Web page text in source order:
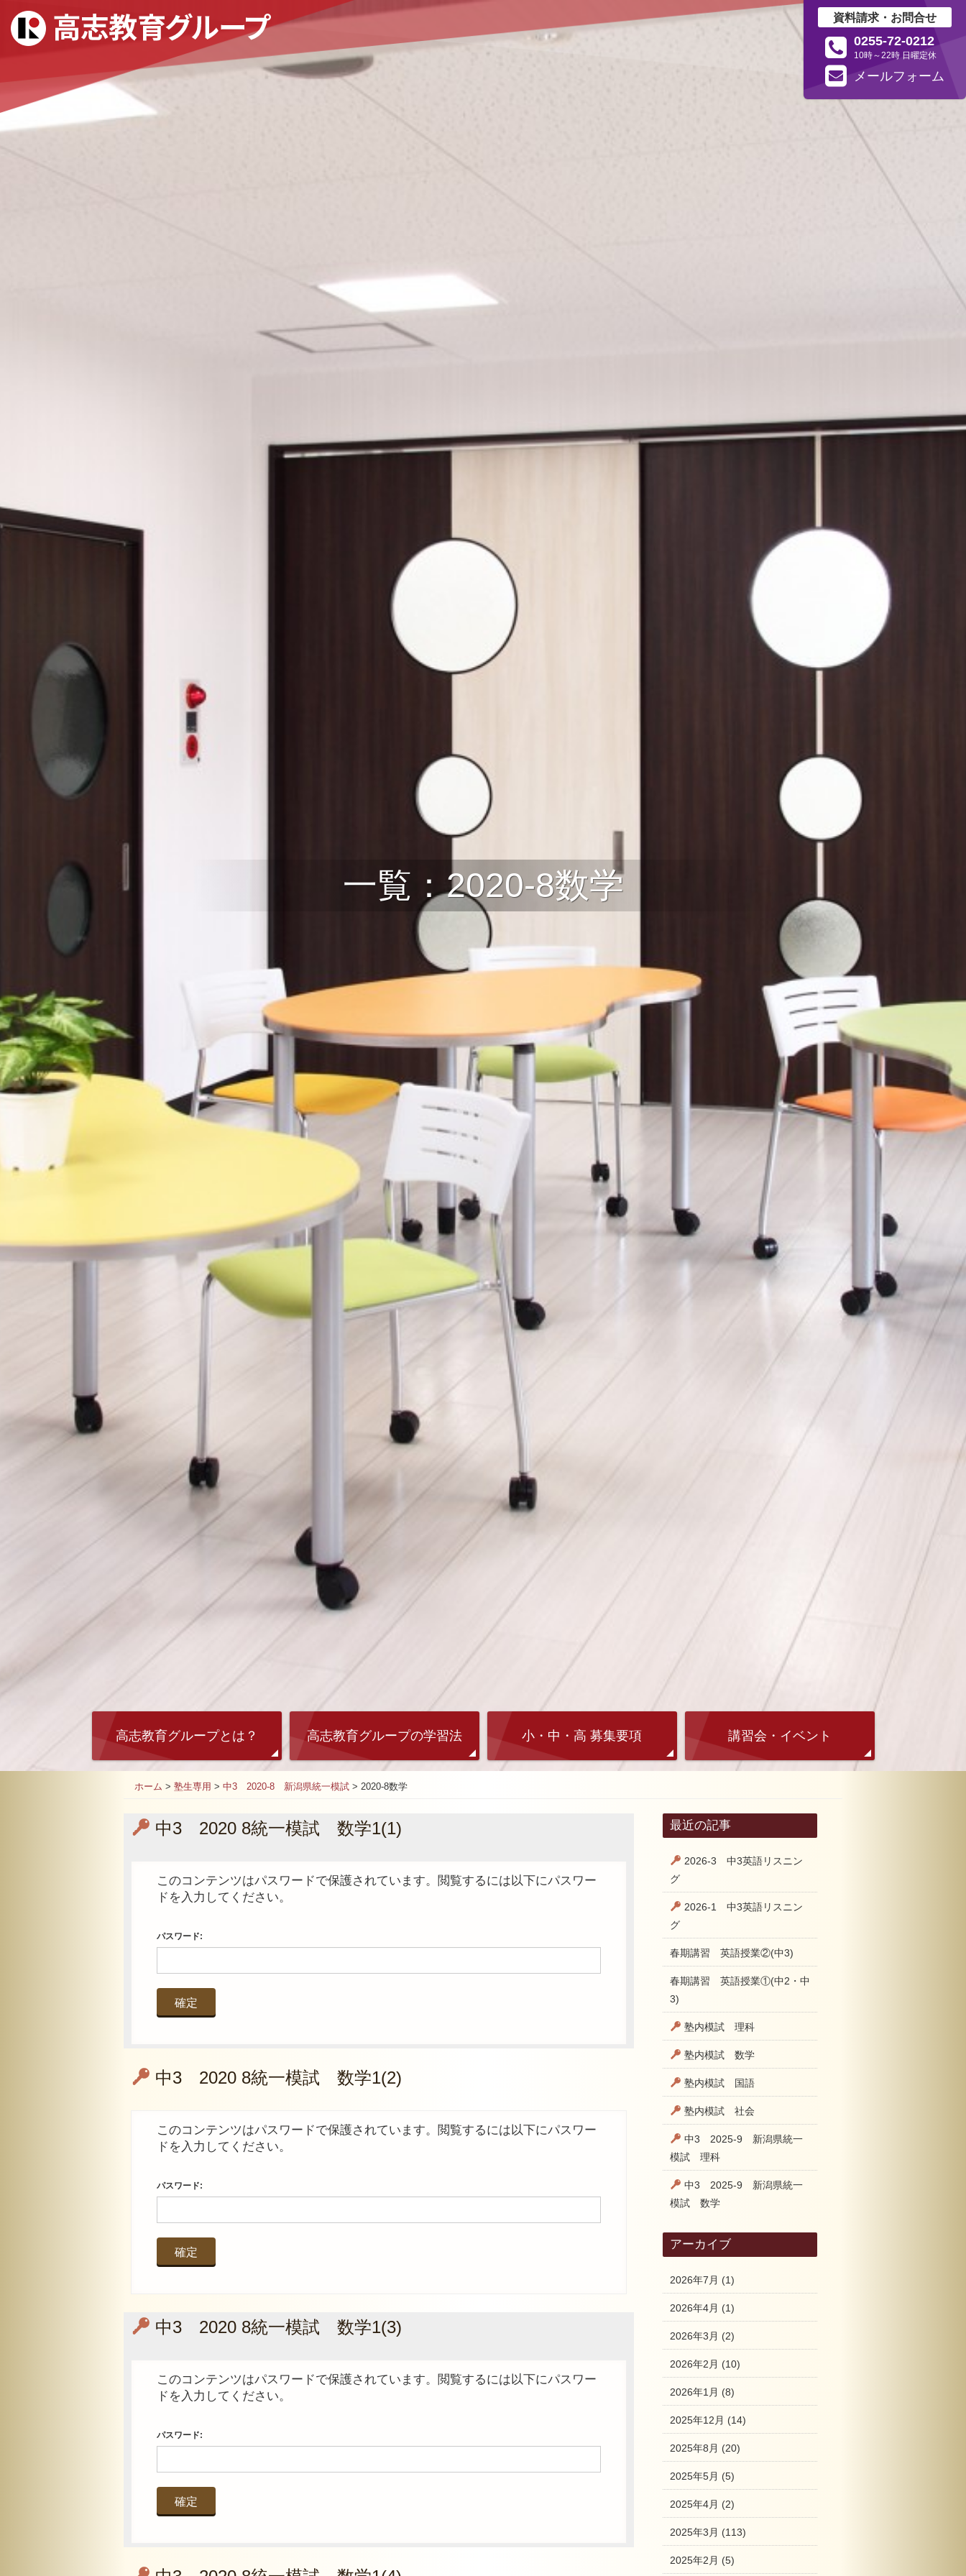
資料請求・お問合せ
0255-72-0212
10時～22時 日曜定休
メールフォーム
高志教育グループとは？ 高志教育グループの学習法 小・中・高 募集要項 講習会・イベント
一覧：2020-8数学
ホーム > 塾生専用 > 中3 2020-8 新潟県統一模試 > 2020-8数学
中3 2020 8統一模試 数学1(1)
このコンテンツはパスワードで保護されています。閲覧するには以下にパスワー
ドを入力してください。
パスワード:
中3 2020 8統一模試 数学1(2)
このコンテンツはパスワードで保護されています。閲覧するには以下にパスワー
ドを入力してください。
パスワード:
中3 2020 8統一模試 数学1(3)
このコンテンツはパスワードで保護されています。閲覧するには以下にパスワー
ドを入力してください。
パスワード:
最近の記事
2026-3 中3英語リスニン
グ
2026-1 中3英語リスニン
グ
春期講習 英語授業②(中3)
春期講習 英語授業①(中2・中
3)
塾内模試 理科
塾内模試 数学
塾内模試 国語
塾内模試 社会
中3 2025-9 新潟県統一
模試 理科
中3 2025-9 新潟県統一
模試 数学
アーカイブ
2026年7月 (1)
2026年4月 (1)
2026年3月 (2)
2026年2月 (10)
2026年1月 (8)
2025年12月 (14)
2025年8月 (20)
2025年5月 (5)
2025年4月 (2)
2025年3月 (113)
2025年2月 (5)